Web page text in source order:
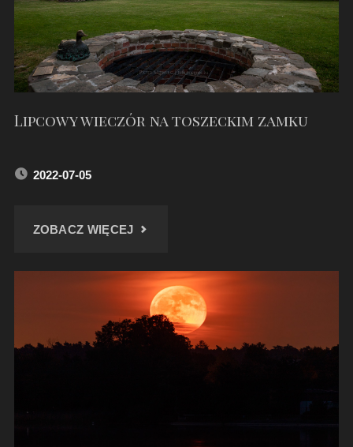
Lipcowy wieczór na toszeckim zamku
2022-07-05
ZOBACZ WIĘCEJ"LIPCOWY
NA
TOSZECKIM